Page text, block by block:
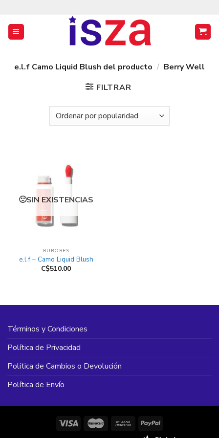
contenido
e.l.f Camo Liquid Blush del producto / Berry Well
FILTRAR
SIN EXISTENCIAS
RUBORES
e.l.f – Camo Liquid Blush
C$510.00
Términos y Condiciones
Política de Privacidad
Política de Cambios o Devolución
Política de Envío